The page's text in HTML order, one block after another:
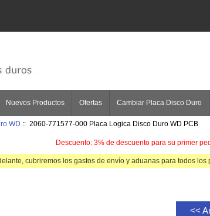
Nuevos Productos Ofertas Cambiar Placa Disco Duro
WD :: 2060-771577-000 Placa Logica Disco Duro WD PCB
Descuento: 3% de descuento para su primer
cubriremos los gastos de envío y aduanas para todos los
<<